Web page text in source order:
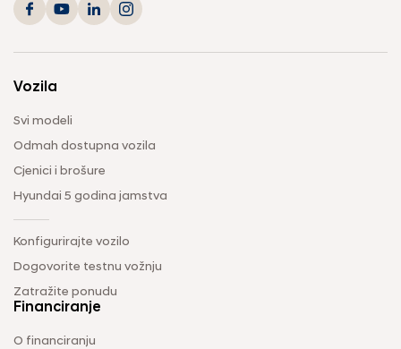
Vozila
Svi modeli
Odmah dostupna vozila
Cjenici i brošure
Hyundai 5 godina jamstva
Konfigurirajte vozilo
Dogovorite testnu vožnju
Zatražite ponudu
Financiranje
O financiranju